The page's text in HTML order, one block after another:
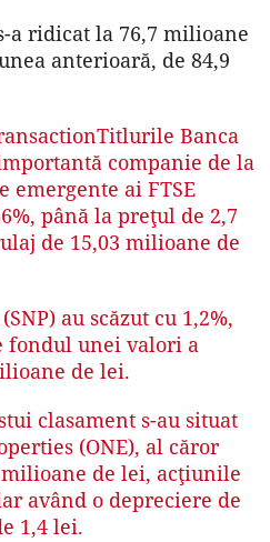
a ridicat la 76,7 milioane
anterioară, de 84,9
Titlurile Banca
companie de la
emergente ai FTSE
până la preţul de 2,7
de 15,03 milioane de
au scăzut cu 1,2%,
fondul unei valori a
de lei.
clasament s-au situat
(ONE), al căror
de lei, acţiunile
având o depreciere de
1,4 lei.